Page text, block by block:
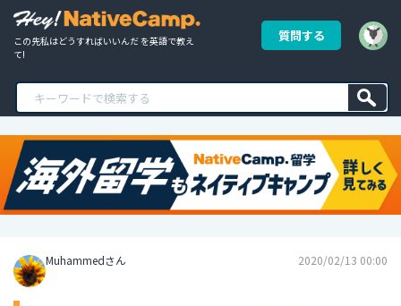
この先私はどうすればいいんだ を英語で教え
て!
質問する
Muhammedさん 2020/02/13 00:00